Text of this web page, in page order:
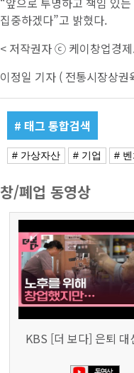
집중하겠다”고 밝혔다.
< 저작권자 ⓒ 케이창업경
이정일 기자 ( 전통시장상권
# 태그 통합검색
# 가상자산 # 기업 # 벤
창/폐업 동영상
KBS [더 보다] 은퇴 대